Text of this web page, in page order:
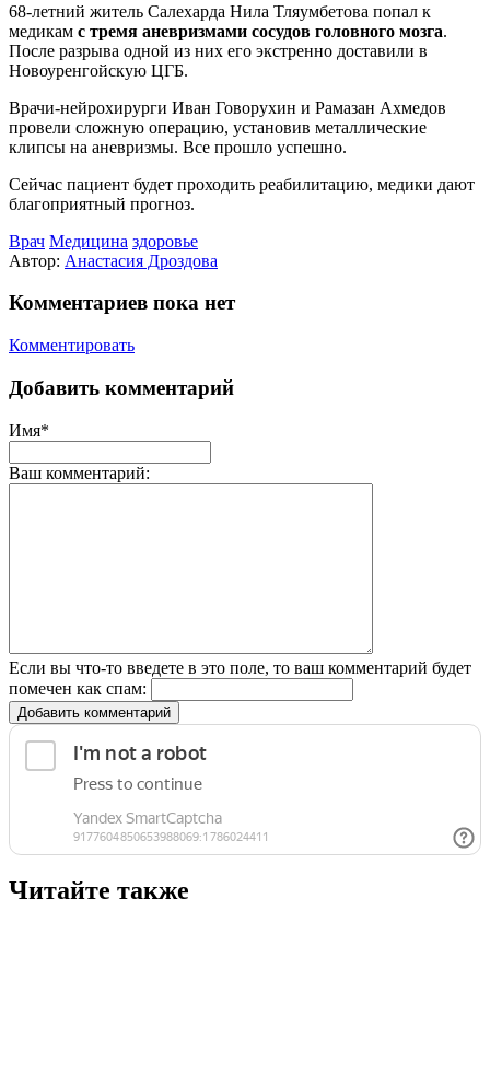
68-летний житель Салехарда Нила Тляумбетова попал к
медикам с тремя аневризмами сосудов головного мозга.
После разрыва одной из них его экстренно доставили в
Новоуренгойскую ЦГБ.
Врачи-нейрохирурги Иван Говорухин и Рамазан Ахмедов
провели сложную операцию, установив металлические
клипсы на аневризмы. Все прошло успешно.
Сейчас пациент будет проходить реабилитацию, медики дают
благоприятный прогноз.
Врач Медицина здоровье
Автор: Анастасия Дроздова
Комментариев пока нет
Комментировать
Добавить комментарий
Имя*
Ваш комментарий:
Если вы что-то введете в это поле, то ваш комментарий будет
помечен как спам:
Добавить комментарий
Читайте также